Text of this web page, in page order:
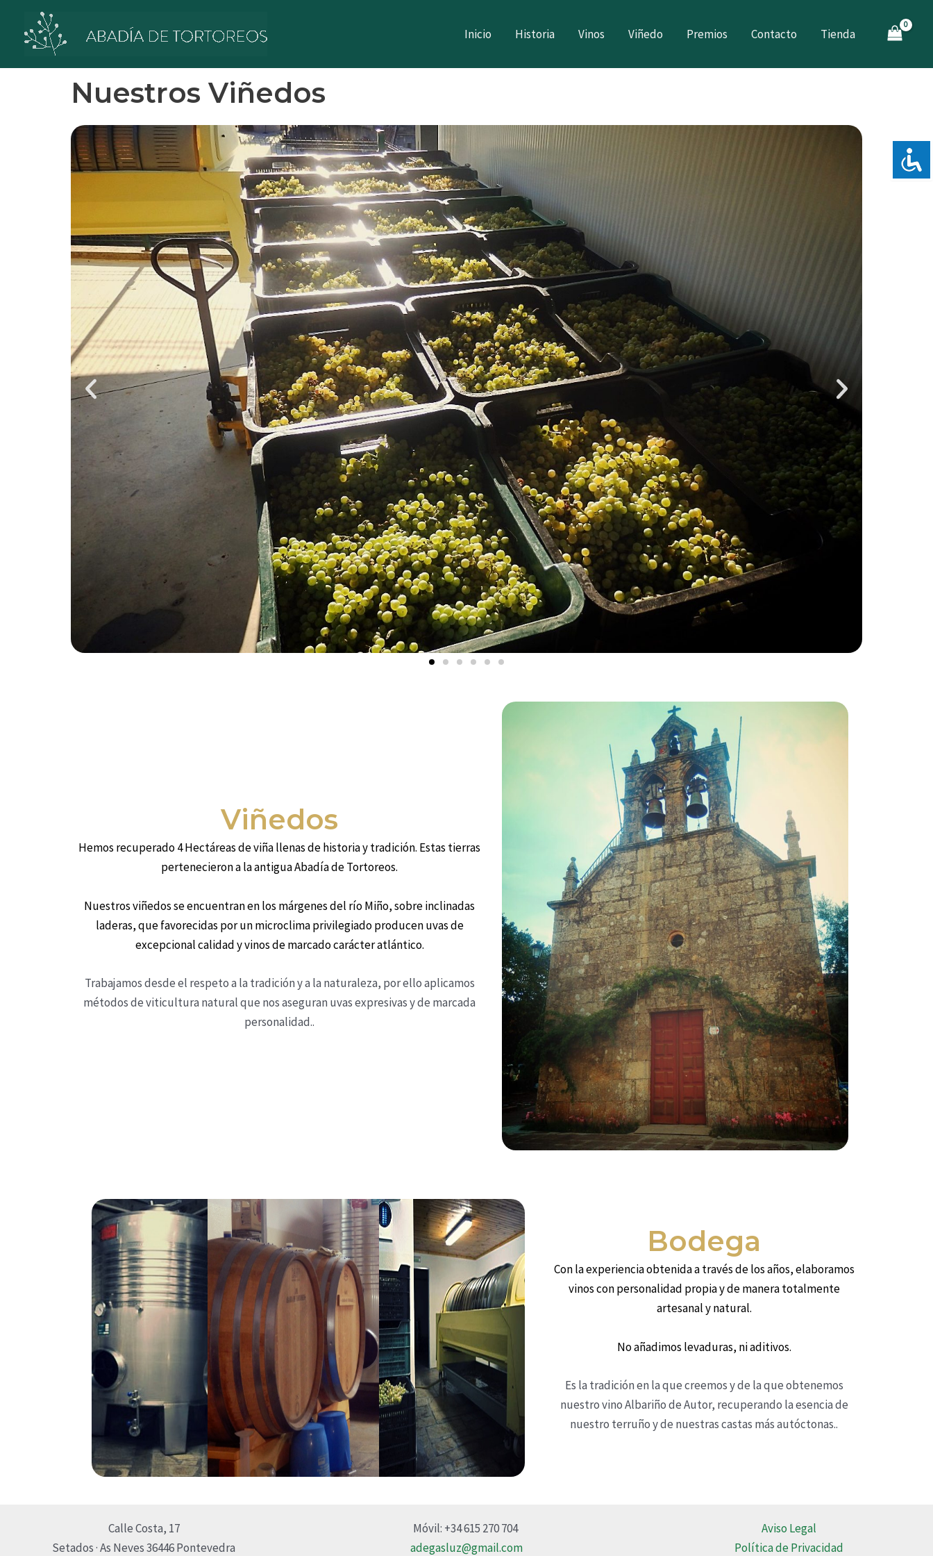
contenido
Inicio Historia Vinos Viñedo Premios Contacto Tienda
Nuestros Viñedos
Viñedos
Hemos recuperado 4 Hectáreas de viña llenas de historia y tradición. Estas tierras
pertenecieron a la antigua Abadía de Tortoreos.
Nuestros viñedos se encuentran en los márgenes del río Miño, sobre inclinadas
laderas, que favorecidas por un microclima privilegiado producen uvas de
excepcional calidad y vinos de marcado carácter atlántico.
Trabajamos desde el respeto a la tradición y a la naturaleza, por ello aplicamos
métodos de viticultura natural que nos aseguran uvas expresivas y de marcada
personalidad..
Bodega
Con la experiencia obtenida a través de los años, elaboramos
vinos con personalidad propia y de manera totalmente
artesanal y natural.
No añadimos levaduras, ni aditivos.
Es la tradición en la que creemos y de la que obtenemos
nuestro vino Albariño de Autor, recuperando la esencia de
nuestro terruño y de nuestras castas más autóctonas..
Calle Costa, 17
Setados · As Neves 36446 Pontevedra
Móvil: +34 615 270 704
adegasluz@gmail.com
Aviso Legal
Política de Privacidad